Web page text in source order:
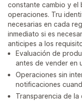
constante cambio y el
operaciones. Tru
necesarias en cada
inmediato si es
anticipes a los
Evaluación de
antes de vender en
Operaciones sin
notificaciones
Transparencia de